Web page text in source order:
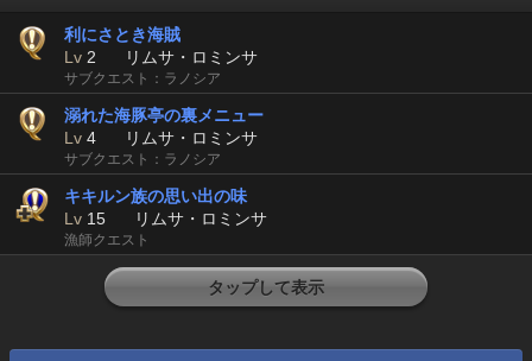
利にさとき海賊
Lv 2 リムサ・ロミンサ
サブクエスト：ラノシア
溺れた海豚亭の裏メニュー
Lv 4 リムサ・ロミンサ
サブクエスト：ラノシア
キキルン族の思い出の味
Lv 15 リムサ・ロミンサ
漁師クエスト
タップして表示